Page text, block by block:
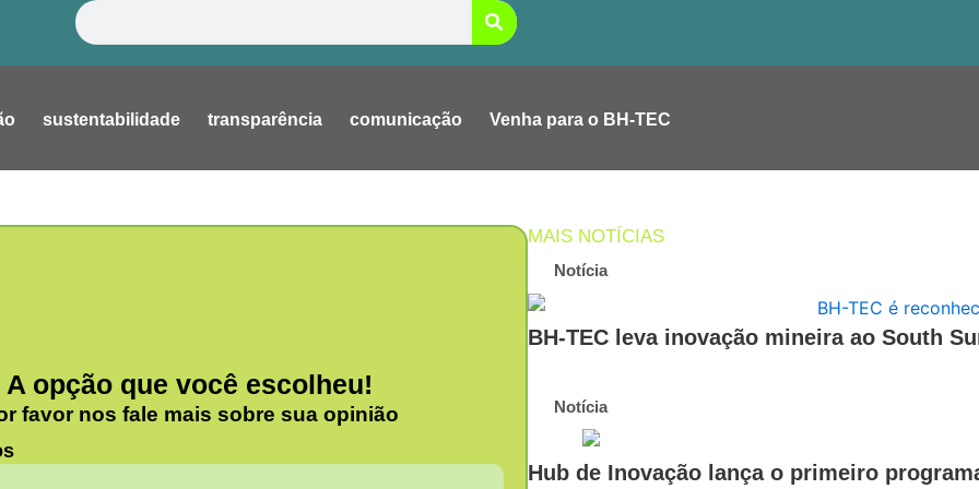
Pesquisar
sustentabilidade transparência comunicação Venha para o BH-TEC
A opção que você escolheu!
favor nos fale mais sobre sua opinião
MAIS NOTÍCIAS
Notícia
BH-TEC leva inovação mineira ao South
Notícia
Hub de Inovação lança o primeiro